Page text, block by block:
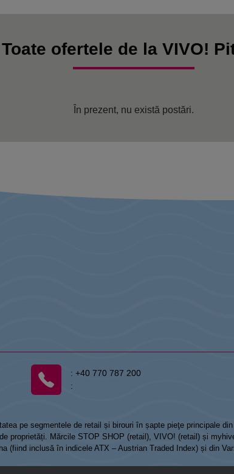
Toate ofertele de la VIVO!
În prezent, nu există postări.
: +40 770 787 200
:
pe segmentele de retail și birouri în șapte pieţe principale
proprietăți. Mărcile STOP SHOP (retail), VIVO! (retail) și
(fiind inclusă în indicele ATX – Austrian Traded Index) și din